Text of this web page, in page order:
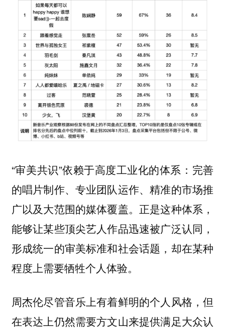
“审美共识”依赖于高度工业化的体系：完善
的唱片制作、专业团队运作、精准的市场推
广以及大范围的媒体覆盖。正是这种体系，
能够让某些顶尖艺人作品迅速被广泛认同，
形成统一的审美标准和社会话题，却在某种
程度上需要牺牲个人体验。
周杰伦尽管音乐上有着鲜明的个人风格，但
在表达上仍然需要方文山来提供满足大众认